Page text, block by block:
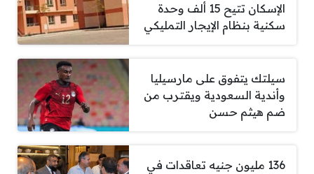
الإسكان تتيح 15 ألف وحدة
سكنية بنظام الإيجار التمليكي
سيلتك يتفوق على مارسيليا
وأندية السعودية ويقترب من
ضم هيثم حسن
136 مليون جنيه تعاقدات في